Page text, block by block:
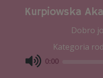
Kurpiowska
Dobro
Kategoria
0:00